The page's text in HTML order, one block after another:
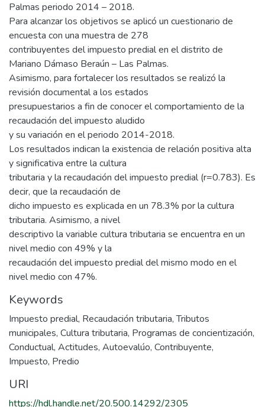
Palmas periodo 2014 – 2018.
Para alcanzar los objetivos se aplicó un cuestionario de
encuesta con una muestra de 278
contribuyentes del impuesto predial en el distrito de
Mariano Dámaso Beraún – Las Palmas.
Asimismo, para fortalecer los resultados se realizó la
revisión documental a los estados
presupuestarios a fin de conocer el comportamiento de la
recaudación del impuesto aludido
y su variación en el periodo 2014-2018.
Los resultados indican la existencia de relación positiva alta
y significativa entre la cultura
tributaria y la recaudación del impuesto predial (r=0.783). Es
decir, que la recaudación de
dicho impuesto es explicada en un 78.3% por la cultura
tributaria. Asimismo, a nivel
descriptivo la variable cultura tributaria se encuentra en un
nivel medio con 49% y la
recaudación del impuesto predial del mismo modo en el
nivel medio con 47%.
Keywords
Impuesto predial, Recaudación tributaria,Tributos
municipales, Cultura tributaria, Programas de concientización,
Conductual, Actitudes, Autoevalúo, Contribuyente,
Impuesto, Predio
URI
https://hdl.handle.net/20.500.14292/2305